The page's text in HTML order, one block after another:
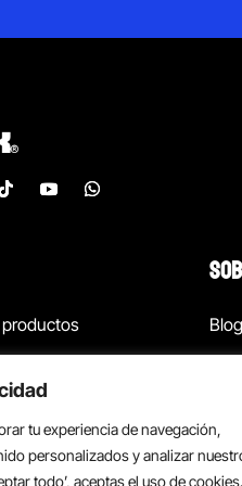
tu experiencia de navegación,
personalizados y analizar
todo’, aceptas el uso de cookies.
Blog